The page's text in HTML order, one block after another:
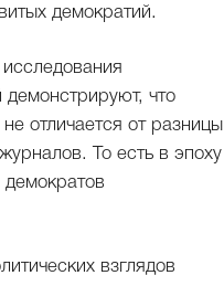
демократий.
что
отличается от разницы
То есть в эпоху
взглядов